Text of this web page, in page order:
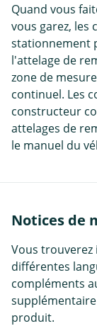
Quand vous
vous garez, les
stationnement
l'attelage de
zone de
continuel. Les
constructeur
attelages de
le manuel du
Notices de
Vous trouverez
différentes
compléments
produit.